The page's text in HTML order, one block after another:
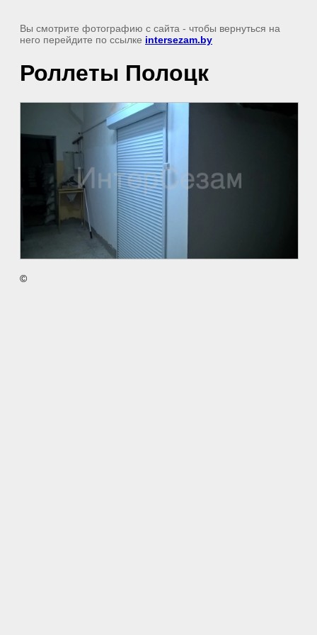
Вы смотрите фотографию с сайта - чтобы вернуться на
него перейдите по ссылке intersezam.by
Роллеты Полоцк
©